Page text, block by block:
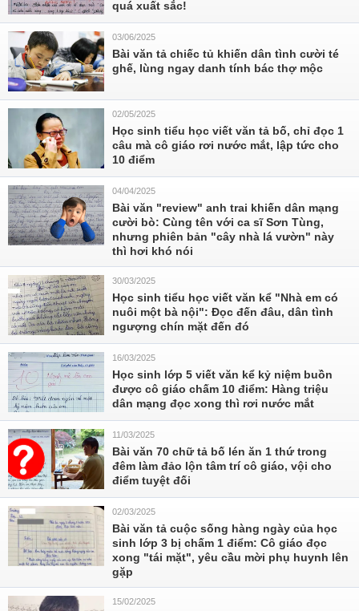
quá xuất sắc!
03/06/2025
Bài văn tả chiếc tủ khiến dân tình cười té
ghế, lùng ngay danh tính bác thợ mộc
02/05/2025
Học sinh tiểu học viết văn tả bố, chỉ đọc 1
câu mà cô giáo rơi nước mắt, lập tức cho
10 điểm
04/04/2025
Bài văn "review" anh trai khiến dân mạng
cười bò: Cùng tên với ca sĩ Sơn Tùng,
nhưng phiên bản "cây nhà lá vườn" này
thì hơi khó nói
30/03/2025
Học sinh tiểu học viết văn kể "Nhà em có
nuôi một bà nội": Đọc đến đâu, dân tình
ngượng chín mặt đến đó
16/03/2025
Học sinh lớp 5 viết văn kể kỷ niệm buồn
được cô giáo chấm 10 điểm: Hàng triệu
dân mạng đọc xong thì rơi nước mắt
11/03/2025
Bài văn 70 chữ tả bố lén ăn 1 thứ trong
đêm làm đảo lộn tâm trí cô giáo, vội cho
điểm tuyệt đối
02/03/2025
Bài văn tả cuộc sống hàng ngày của học
sinh lớp 3 bị chấm 1 điểm: Cô giáo đọc
xong "tái mặt", yêu cầu mời phụ huynh lên
gặp
15/02/2025